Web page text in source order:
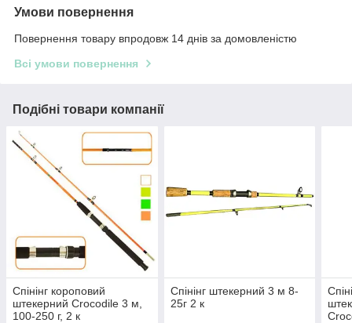
Умови повернення
Повернення товару впродовж 14 днів за домовленістю
Всі умови повернення
Подібні товари компанії
Спінінг короповий
штекерний Crocodile 3 м,
100-250 г, 2 к
Спінінг штекерний 3 м 8-
25г 2 к